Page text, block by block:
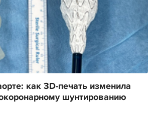
как 3D-печать изменила
шунтированию